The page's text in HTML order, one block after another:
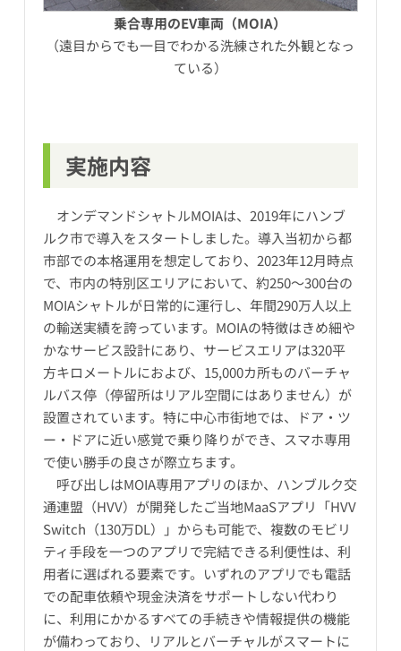
乗合専用のEV車両（MOIA）
（遠目からでも一目でわかる洗練された外観となっ
ている）
実施内容
オンデマンドシャトルMOIAは、2019年にハンブ
ルク市で導入をスタートしました。導入当初から都
市部での本格運用を想定しており、2023年12月時点
で、市内の特別区エリアにおいて、約250～300台の
MOIAシャトルが日常的に運行し、年間290万人以上
の輸送実績を誇っています。MOIAの特徴はきめ細や
かなサービス設計にあり、サービスエリアは320平
方キロメートルにおよび、15,000カ所ものバーチャ
ルバス停（停留所はリアル空間にはありません）が
設置されています。特に中心市街地では、ドア・ツ
ー・ドアに近い感覚で乗り降りができ、スマホ専用
で使い勝手の良さが際立ちます。
呼び出しはMOIA専用アプリのほか、ハンブルク交
通連盟（HVV）が開発したご当地MaaSアプリ「HVV
Switch（130万DL）」からも可能で、複数のモビリ
ティ手段を一つのアプリで完結できる利便性は、利
用者に選ばれる要素です。いずれのアプリでも電話
での配車依頼や現金決済をサポートしない代わり
に、利用にかかるすべての手続きや情報提供の機能
が備わっており、リアルとバーチャルがスマートに